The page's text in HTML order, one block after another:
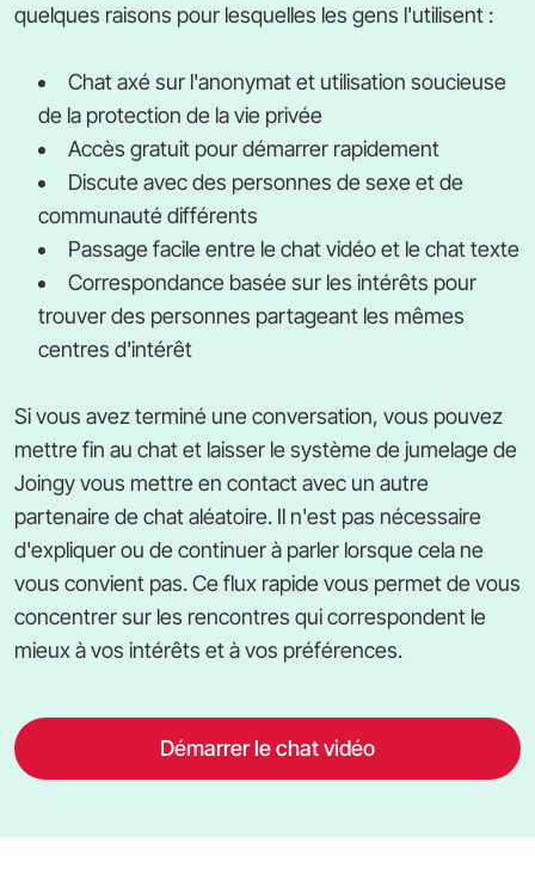
quelques raisons pour lesquelles les gens l'utilisent :
Chat axé sur l'anonymat et utilisation soucieuse
de la protection de la vie privée
Accès gratuit pour démarrer rapidement
Discute avec des personnes de sexe et de
communauté différents
Passage facile entre le chat vidéo et le chat texte
Correspondance basée sur les intérêts pour
trouver des personnes partageant les mêmes
centres d'intérêt
Si vous avez terminé une conversation, vous pouvez
mettre fin au chat et laisser le système de jumelage de
Joingy vous mettre en contact avec un autre
partenaire de chat aléatoire. Il n'est pas nécessaire
d'expliquer ou de continuer à parler lorsque cela ne
vous convient pas. Ce flux rapide vous permet de vous
concentrer sur les rencontres qui correspondent le
mieux à vos intérêts et à vos préférences.
Démarrer le chat vidéo